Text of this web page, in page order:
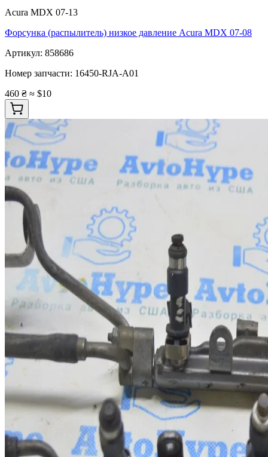
Acura MDX 07-13
Форсунка (распылитель) низкое давление Acura MDX 07-08
Артикул: 858686
Номер запчасти: 16450-RJA-A01
460 ₴ ≈ $10